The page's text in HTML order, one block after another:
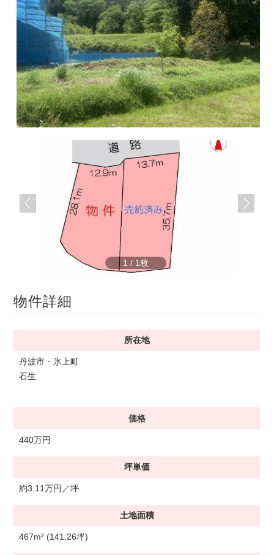
ら
株
式
会
社
谷
英
建
イ
ト
で
す
1 / 1
物件詳細
所在地
丹波市・氷上町
石生
価格
440万円
坪単価
約3.11万円／坪
土地面積
467m² (141.26坪)